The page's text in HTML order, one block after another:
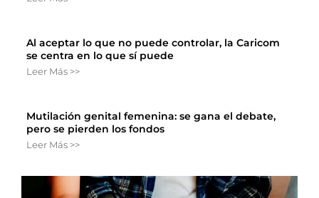
Al aceptar lo que no puede controlar, la Caricom
se centra en lo que sí puede
Leer Más >>
Mutilación genital femenina: se gana el debate,
pero se pierden los fondos
Leer Más >>